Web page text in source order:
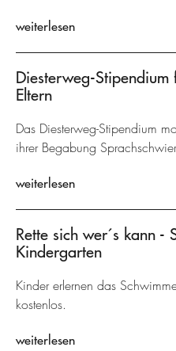
weiterlesen
Diesterweg-
Eltern
Das Diesterweg-Stipendium
ihrer Begabung
weiterlesen
Rette sich wer´s kann -
Kindergarten
Kinder erlernen das
kostenlos.
weiterlesen